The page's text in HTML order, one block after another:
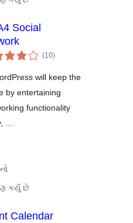
Social
(10કુલ
રેટિંગ્સ
)
will keep the
by entertaining
functionality
…
કર્યું છે
Calendar